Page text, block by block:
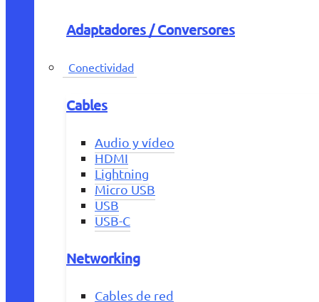
Adaptadores / Conversores
Conectividad
Cables
Audio y vídeo
HDMI
Lightning
Micro USB
USB
USB-C
Networking
Cables de red